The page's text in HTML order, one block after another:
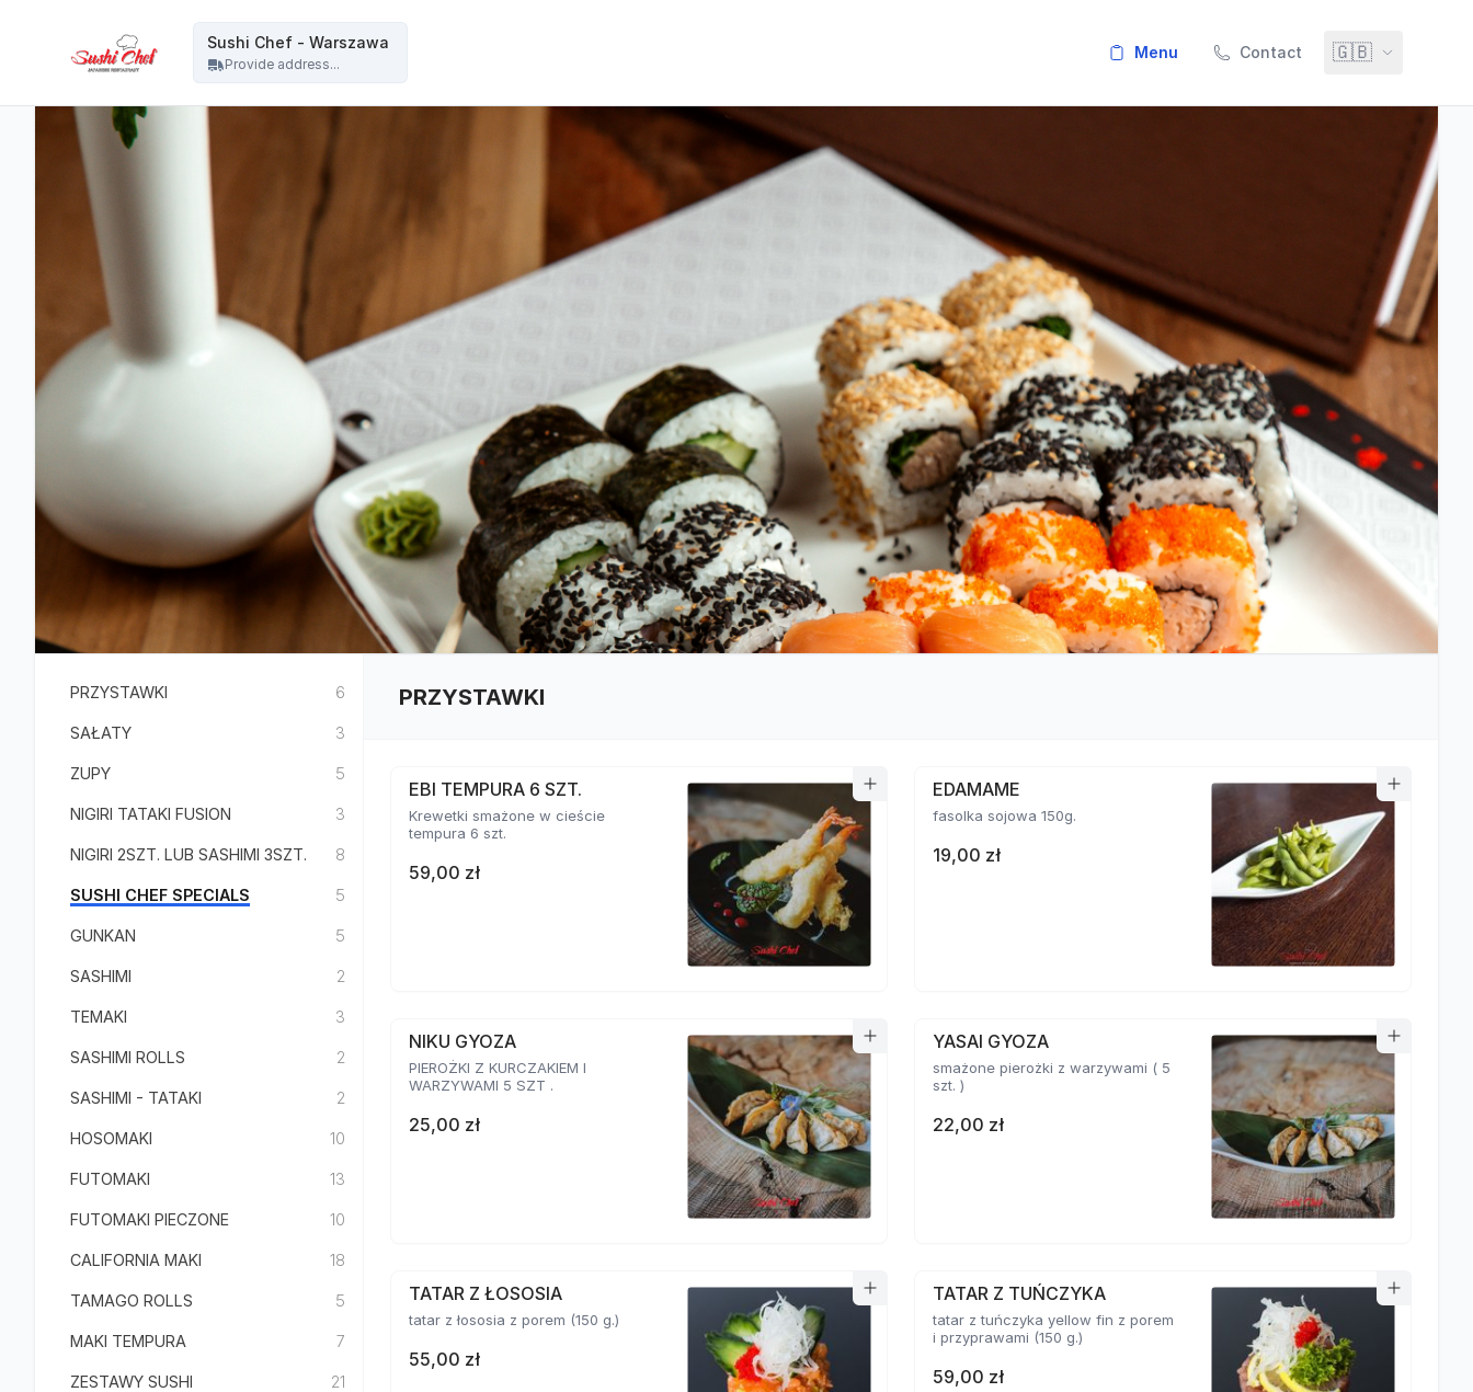
Sushi Chef - Warszawa
Provide address...
menu Contact 🇬🇧
PRZYSTAWKI 6
SAŁATY 3
ZUPY 5
NIGIRI TATAKI FUSION 3
NIGIRI 2SZT. LUB SASHIMI 3SZT. 8
SUSHI CHEF SPECIALS 5
GUNKAN 5
SASHIMI 2
TEMAKI 3
SASHIMI ROLLS 2
SASHIMI - TATAKI 2
HOSOMAKI 10
FUTOMAKI 13
FUTOMAKI PIECZONE 10
CALIFORNIA MAKI 18
TAMAGO ROLLS 5
MAKI TEMPURA 7
ZESTAWY SUSHI 21
PRZYSTAWKI
EBI TEMPURA 6 SZT.
Krewetki smażone w cieście
tempura 6 szt.
59,00 zł
EDAMAME
fasolka sojowa 150g.
19,00 zł
NIKU GYOZA
PIEROŻKI Z KURCZAKIEM I
WARZYWAMI 5 SZT .
25,00 zł
YASAI GYOZA
smażone pierożki z warzywami ( 5
szt. )
22,00 zł
TATAR Z ŁOSOSIA
tatar z łososia z porem (150 g.)
55,00 zł
TATAR Z TUŃCZYKA
tatar z tuńczyka yellow fin z porem
i przyprawami (150 g.)
59,00 zł